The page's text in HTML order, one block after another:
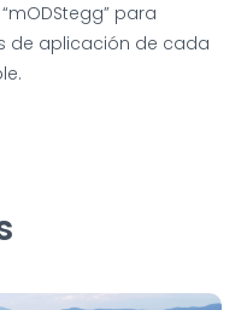
para
de aplicación de cada